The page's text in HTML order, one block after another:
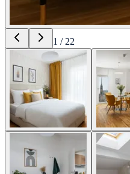
1 / 22